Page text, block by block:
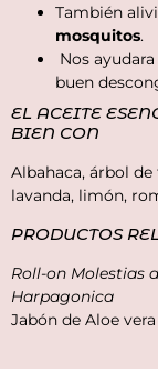
También
mosquitos.
Nos ayudara
buen
EL ACEITE
BIEN CON
Albahaca, árbol
lavanda, limón,
PRODUCTOS
Roll-on Molestias
Harpagonica
Jabón de Aloe vera